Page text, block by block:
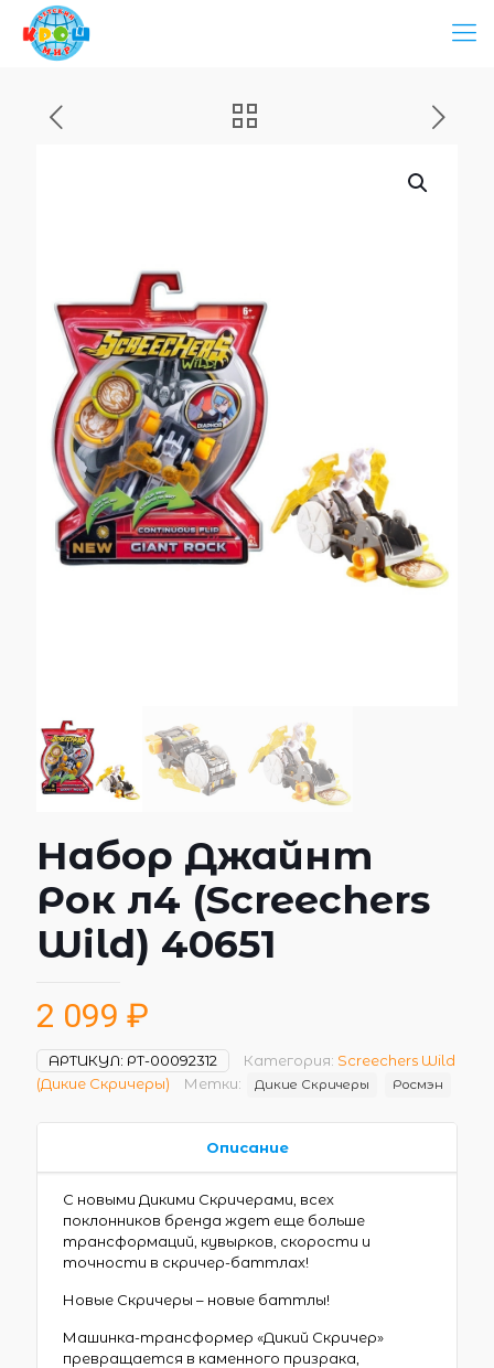
Набор Джайнт
Рок л4 (Screechers
Wild) 40651
2 099 ₽
АРТИКУЛ: РТ-00092312 Категория: Screechers Wild
(Дикие Скричеры)
Метки: Дикие Скричеры Росмэн
Описание
С новыми Дикими Скричерами, всех
поклонников бренда ждет еще больше
трансформаций, кувырков, скорости и
точности в скричер-баттлах!
Новые Скричеры – новые баттлы!
Машинка-трансформер «Дикий Скричер»
превращается в каменного призрака,